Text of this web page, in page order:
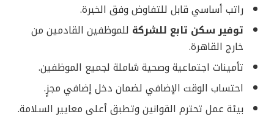
راتب أساسي قابل للتفاوض وفق الخبرة.
توفير سكن تابع للشركة للموظفين القادمين من
خارج القاهرة.
تأمينات اجتماعية وصحية شاملة لجميع الموظفين.
احتساب الوقت الإضافي لضمان دخل إضافي مجزٍ.
بيئة عمل تحترم القوانين وتطبق أعلى معايير السلامة.